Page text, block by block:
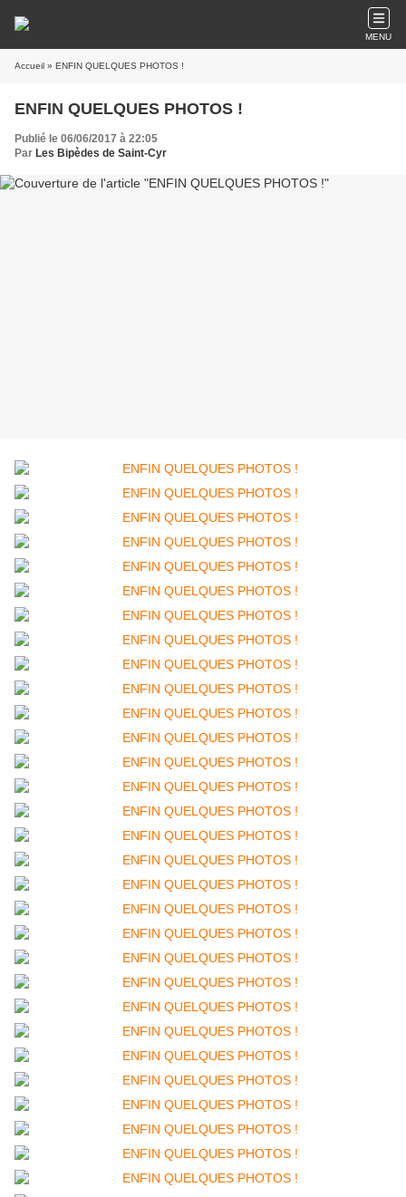
MENU
Accueil » ENFIN QUELQUES PHOTOS !
ENFIN QUELQUES PHOTOS !
Publié le 06/06/2017 à 22:05
Par Les Bipèdes de Saint-Cyr